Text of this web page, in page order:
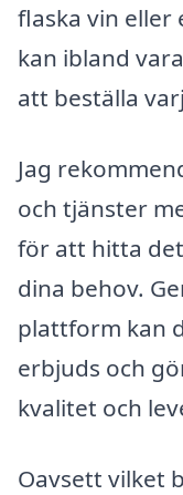
flaska vin eller
kan ibland
att beställa
Jag
och tjänster
för att hitta
dina behov.
plattform kan
erbjuds och
kvalitet och
Oavsett vilket